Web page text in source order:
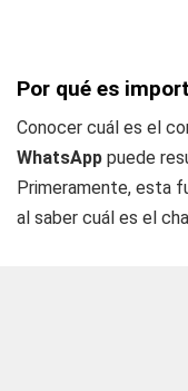
Por qué es
Conocer cuál es el
WhatsApp puede
Primeramente, esta
al saber cuál es el